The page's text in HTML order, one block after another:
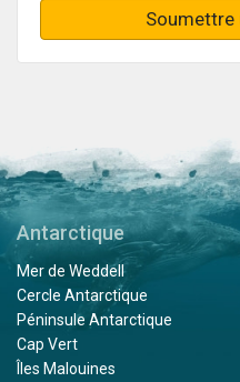
Soumettre
Antarctique
Mer de Weddell
Cercle Antarctique
Péninsule Antarctique
Cap Vert
Îles Malouines